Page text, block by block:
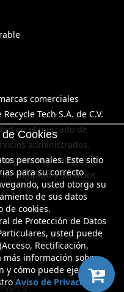
comerciales
Tech S.A. de C.V.
en el mercado de
administrados.
de empresas
cómputo y servicios.
byPC RentTodos los
Cookies
personales. Este sitio
para su correcto
usted otorga su
de sus datos
de cookies.
de Protección de Datos
usted puede
Rectificación,
más información sobre
y cómo puede ejercer
Aviso de Privacidad .